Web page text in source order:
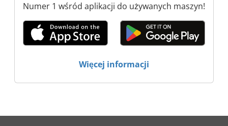
Numer 1 wśród aplikacji do używanych maszyn!
Więcej informacji